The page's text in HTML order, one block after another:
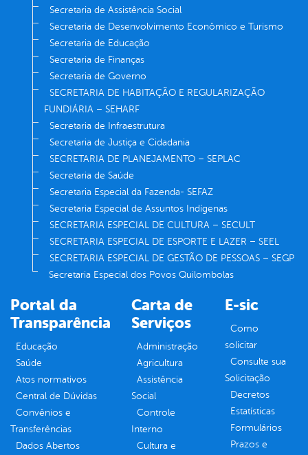
Secretaria de Assistência Social
Secretaria de Desenvolvimento Econômico e Turismo
Secretaria de Educação
Secretaria de Finanças
Secretaria de Governo
SECRETARIA DE HABITAÇÃO E REGULARIZAÇÃO
FUNDIÁRIA – SEHARF
Secretaria de Infraestrutura
Secretaria de Justiça e Cidadania
SECRETARIA DE PLANEJAMENTO – SEPLAC
Secretaria de Saúde
Secretaria Especial da Fazenda- SEFAZ
Secretaria Especial de Assuntos Indígenas
SECRETARIA ESPECIAL DE CULTURA – SECULT
SECRETARIA ESPECIAL DE ESPORTE E LAZER – SEEL
SECRETARIA ESPECIAL DE GESTÃO DE PESSOAS – SEGP
Secretaria Especial dos Povos Quilombolas
Portal da
Transparência
Educação
Saúde
Atos normativos
Central de Dúvidas
Convênios e
Transferências
Dados Abertos
Carta de
Serviços
Administração
Agricultura
Assistência
Social
Controle
Interno
Cultura e
E-sic
Como
solicitar
Consulte sua
Solicitação
Decretos
Estatísticas
Formulários
Prazos e